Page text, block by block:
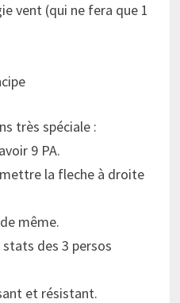
vent (qui ne fera que 1
très spéciale :
9 PA.
la fleche à droite
même.
des 3 persos
et résistant.